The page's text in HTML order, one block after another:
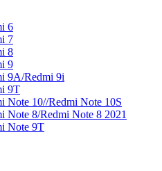
6
7
8
9
9A/Redmi 9i
9T
Note 10//Redmi Note 10S
Note 8/Redmi Note 8 2021
Note 9T